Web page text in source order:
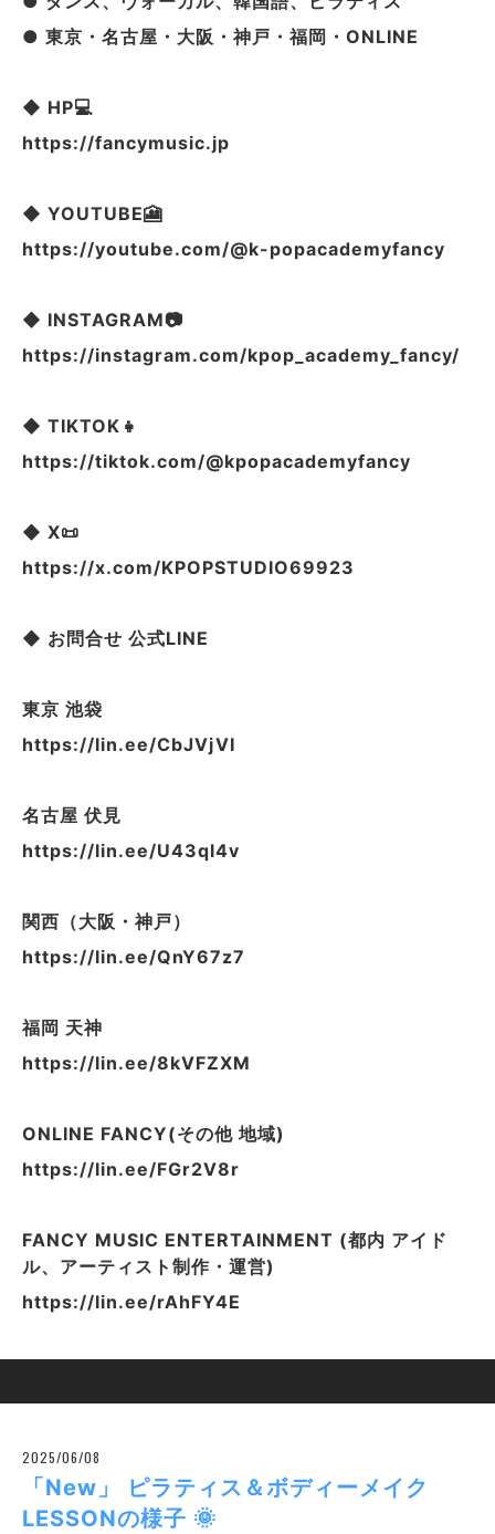
● 東京・名古屋・大阪・神戸・福岡・ONLINE
◆ HP💻
https://fancymusic.jp
◆ YOUTUBE🎦
https://youtube.com/@k-popacademyfancy
◆ INSTAGRAM📷
https://instagram.com/kpop_academy_fancy/
◆ TIKTOK👧
https://tiktok.com/@kpopacademyfancy
◆ X📜
https://x.com/KPOPSTUDIO69923
◆ お問合せ 公式LINE
東京 池袋
https://lin.ee/CbJVjVI
名古屋 伏見
https://lin.ee/U43ql4v
関西（大阪・神戸）
https://lin.ee/QnY67z7
福岡 天神
https://lin.ee/8kVFZXM
ONLINE FANCY(その他 地域)
https://lin.ee/FGr2V8r
FANCY MUSIC ENTERTAINMENT (都内 アイド
ル、アーティスト制作・運営)
https://lin.ee/rAhFY4E
2025/06/08
「New」 ピラティス＆ボディーメイク
LESSONの様子 🌞